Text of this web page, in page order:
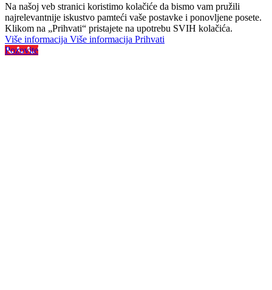
Na našoj veb stranici koristimo kolačiće da bismo vam pružili
najrelevantnije iskustvo pamteći vaše postavke i ponovljene posete.
Klikom na „Prihvati“ pristajete na upotrebu SVIH kolačića.
Više informacija Više informacija Prihvati
Pozovite